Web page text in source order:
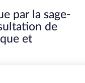
par la sage-
de
et